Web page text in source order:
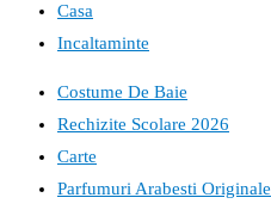
Casa
Incaltaminte
Costume De Baie
Rechizite Scolare 2026
Carte
Parfumuri Arabesti Originale